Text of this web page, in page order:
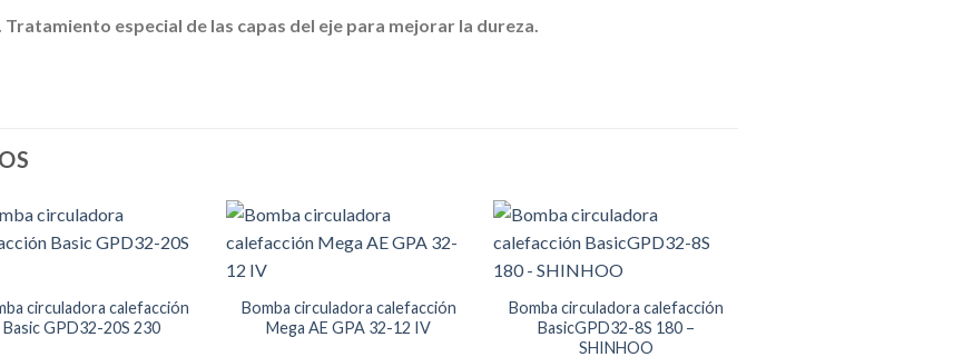
Tratamiento especial de las capas del eje para mejorar la dureza.
circuladora calefacción
Basic GPD32-20S 230
Bomba circuladora calefacción
Mega AE GPA 32-12 IV
Bomba circuladora calefacción
BasicGPD32-8S 180 –
SHINHOO